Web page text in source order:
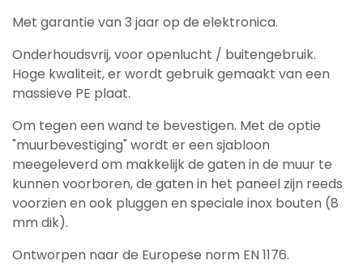
Met garantie van 3 jaar op de elektronica.
Onderhoudsvrij, voor openlucht / buitengebruik.
Hoge kwaliteit, er wordt gebruik gemaakt van een
massieve PE plaat.
Om tegen een wand te bevestigen. Met de optie
"muurbevestiging" wordt er een sjabloon
meegeleverd om makkelijk de gaten in de muur te
kunnen voorboren, de gaten in het paneel zijn reeds
voorzien en ook pluggen en speciale inox bouten (8
mm dik).
Ontworpen naar de Europese norm EN 1176.